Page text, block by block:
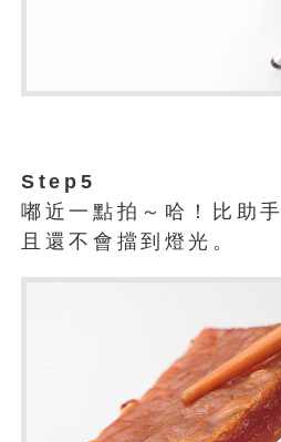
Step5
嘟近一點拍～哈！比助
且還不會擋到燈光。